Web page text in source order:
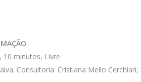
10 minutos, Livre
Consultoria: Cristiana Mello Cerchiari;